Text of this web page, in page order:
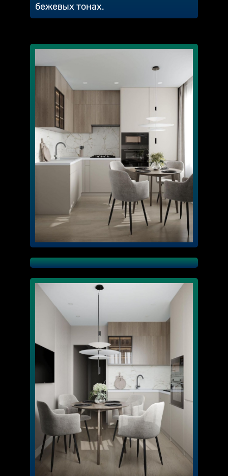
бежевых тонах.